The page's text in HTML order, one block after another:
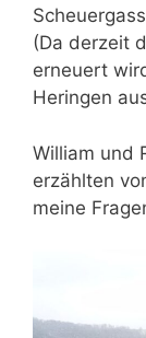
(Da derzeit
erneuert
Heringen
William und
erzählten
meine